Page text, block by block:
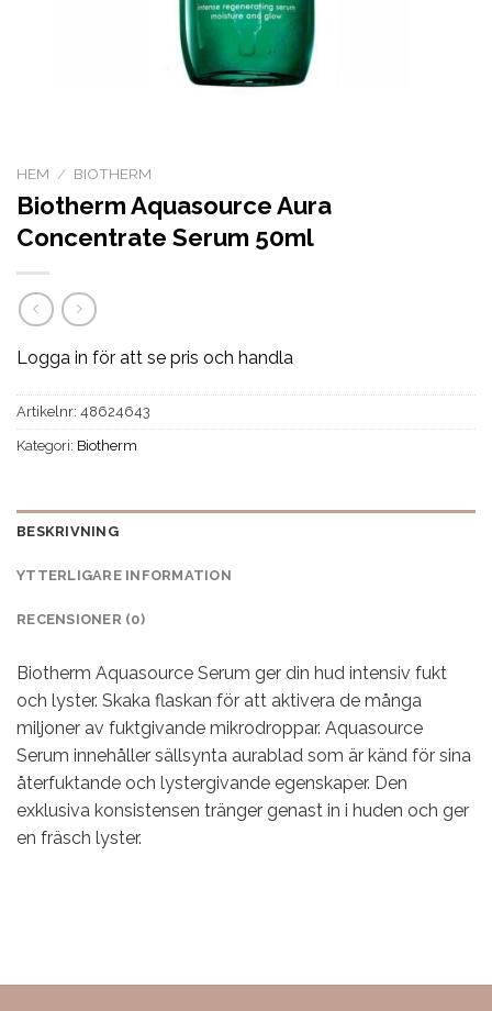
HEM / BIOTHERM
Biotherm Aquasource Aura
Concentrate Serum 50ml
Logga in för att se pris och handla
Artikelnr: 48624643
Kategori: Biotherm
BESKRIVNING
YTTERLIGARE INFORMATION
RECENSIONER (0)
Biotherm Aquasource Serum ger din hud intensiv fukt
och lyster. Skaka flaskan för att aktivera de många
miljoner av fuktgivande mikrodroppar. Aquasource
Serum innehåller sällsynta aurablad som är känd för sina
återfuktande och lystergivande egenskaper. Den
exklusiva konsistensen tränger genast in i huden och ger
en fräsch lyster.